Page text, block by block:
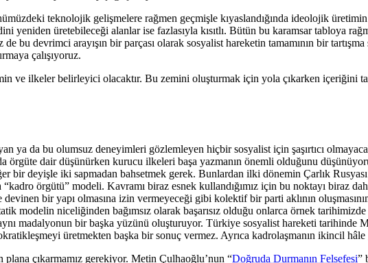
teknolojik gelişmelere rağmen geçmişle kıyaslandığında ideolojik
yeniden üretebileceği alanlar ise fazlasıyla kısıtlı. Bütün bu karamsar tabloya
bu devrimci arayışın bir parçası olarak sosyalist hareketin tamamının bir
çalışıyoruz.
ve ilkeler belirleyici olacaktır. Bu zemini oluşturmak için yola çıkarken içeriğini
ya da bu olumsuz deneyimleri gözlemleyen hiçbir sosyalist için şaşırtıcı
örgüte dair düşünürken kurucu ilkeleri başa yazmanın önemli olduğunu
bir deyişle iki sapmadan bahsetmek gerek. Bunlardan ilki dönemin Çarlık
örgütü” modeli. Kavramı biraz esnek kullandığımız için bu noktayı biraz
bir yapı olmasına izin vermeyeceği gibi kolektif bir parti aklının
modelin niceliğinden bağımsız olarak başarısız olduğu onlarca örnek
madalyonun bir başka yüzünü oluşturuyor. Türkiye sosyalist hareketi
üretmekten başka bir sonuç vermez. Ayrıca kadrolaşmanın ikincil
çıkarmamız gerekiyor. Metin Çulhaoğlu’nun “Doğruda Durmanın Felsefesi”